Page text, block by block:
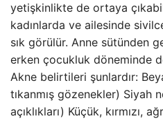
yetişkinlikte de ortaya
kadınlarda ve ailesinde
sık görülür. Anne sütünden
erken çocukluk döneminde
Akne belirtileri şunlardır:
tıkanmış gözenekler) Siyah
açıklıkları) Küçük, kırmızı,